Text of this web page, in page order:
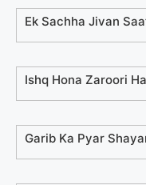
Ek Sachha Jivan
Ishq Hona Zaroori
Garib Ka Pyar